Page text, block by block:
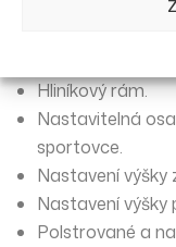
Alley
Hliníkový rám.
Nastavitelná
sportovce.
Nastavení výšky
Nastavení výšky
Polstrované a